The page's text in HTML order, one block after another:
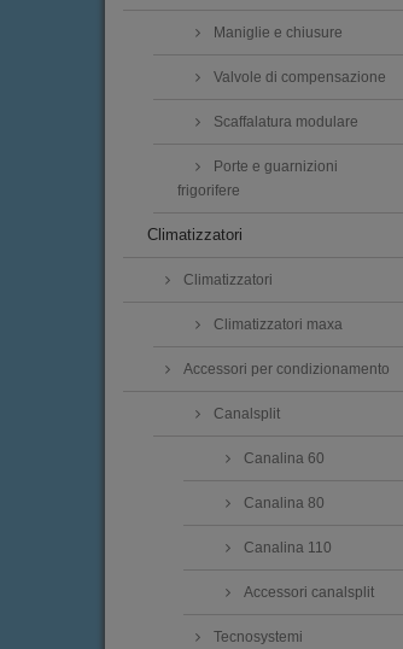
Maniglie e chiusure
Valvole di compensazione
Scaffalatura modulare
Porte e guarnizioni
frigorifere
Climatizzatori
Climatizzatori
Climatizzatori maxa
Accessori per condizionamento
Canalsplit
Canalina 60
Canalina 80
Canalina 110
Accessori canalsplit
Tecnosystemi